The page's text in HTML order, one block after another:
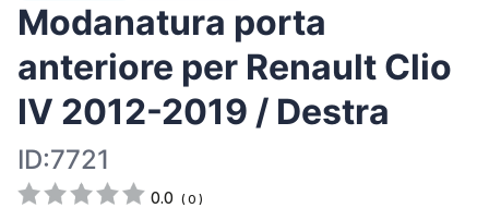
Modanatura porta
anteriore per Renault Clio
IV 2012-2019 / Destra
ID:7721
0.0 (0 )